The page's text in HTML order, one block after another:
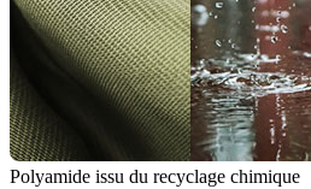
Polyamide issu du recyclage chimique